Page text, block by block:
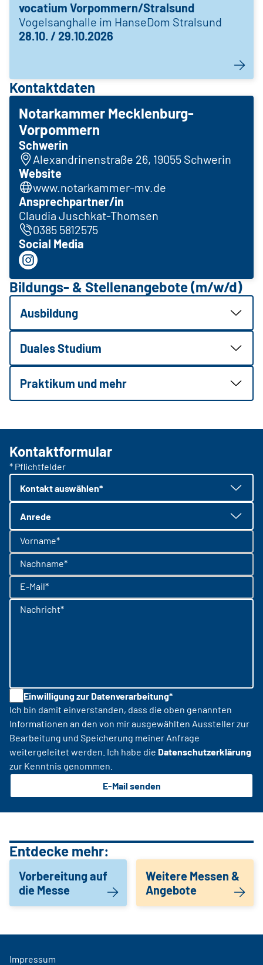
vocatium Vorpommern/Stralsund
Vogelsanghalle im HanseDom Stralsund
28.10. / 29.10.2026
Kontaktdaten
Notarkammer Mecklenburg-
Vorpommern
Schwerin
Alexandrinenstraße 26, 19055 Schwerin
Website
www.notarkammer-mv.de
Ansprechpartner/in
Claudia Juschkat-Thomsen
0385 5812575
Social Media
Bildungs- & Stellenangebote (m/w/d)
Ausbildung
Duales Studium
Praktikum und mehr
Kontaktformular
* Pflichtfelder
Kontakt auswählen*
Anrede
Vorname*
Nachname*
E-Mail*
Nachricht*
Einwilligung zur Datenverarbeitung*
Ich bin damit einverstanden, dass die oben genannten
Informationen an den von mir ausgewählten Aussteller zur
Bearbeitung und Speicherung meiner Anfrage
weitergeleitet werden. Ich habe die Datenschutzerklärung
zur Kenntnis genommen.
E-Mail senden
Entdecke mehr:
Vorbereitung auf
die Messe
Weitere Messen &
Angebote
Impressum